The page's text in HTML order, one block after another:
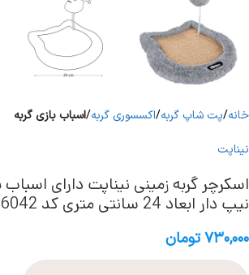
خانه پت شاپ گربه اکسسوری گربه اسباب بازی گربه
نیناپت
اسکرچر گربه زمینی نیناپت دارای
نیپ دار ابعاد 24 سانتی متری کد 6042
۷۳۰,۰۰۰تومان